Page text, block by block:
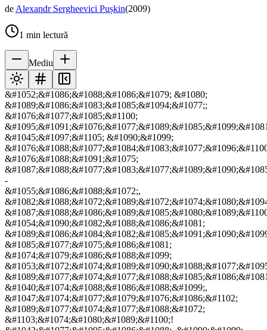
deAlexandr Sergheevici Pușkin(2009)
1 min lectură
Mediu
&#1052;&#1086;&#1088;&#1086;&#1079; &#1080;
&#1089;&#1086;&#1083;&#1085;&#1094;&#1077;;
&#1076;&#1077;&#1085;&#1100;
&#1045;&#1097;&#1105; &#1090;&#1099;
&#1076;&#1088;&#1091;&#1075;
-
&#1055;&#1086;&#1088;&#1072;,
&#1054;&#1090;&#1082;&#1088;&#1086;&#1081;
&#1085;&#1077;&#1075;&#1086;&#1081;
&#1074;&#1079;&#1086;&#1088;&#1099;
&#1040;&#1074;&#1088;&#1086;&#1088;&#1099;,
&#1047;&#1074;&#1077;&#1079;&#1076;&#1086;&#1102;
&#1089;&#1077;&#1074;&#1077;&#1088;&#1072;
&#1103;&#1074;&#1080;&#1089;&#1100;!